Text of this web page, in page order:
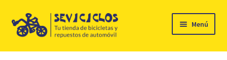
Ir
Ir
al
Menú
Inicio